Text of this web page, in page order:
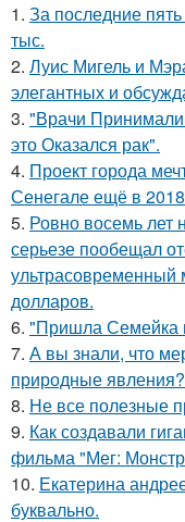
1. За последние
тыс.
2. Луис Мигель и
элегантных и
3. "Врачи
это Оказался рак".
4. Проект города
Сенегале ещё в
5. Ровно восемь лет
серьезе пообещал
ультрасовременный
долларов.
6. "Пришла Семейка
7. А вы знали, что
природные явления?
8. Не все полезные
9. Как создавали
фильма "Мег:
10. Екатерина
буквально.